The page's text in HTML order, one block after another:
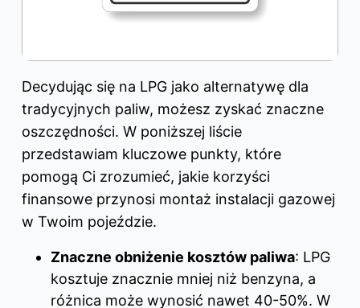
Decydując się na LPG jako alternatywę dla
tradycyjnych paliw, możesz zyskać znaczne
oszczędności. W poniższej liście
przedstawiam kluczowe punkty, które
pomogą Ci zrozumieć, jakie korzyści
finansowe przynosi montaż instalacji gazowej
w Twoim pojeździe.
Znaczne obniżenie kosztów paliwa: LPG
kosztuje znacznie mniej niż benzyna, a
różnica może wynosić nawet 40-50%. W